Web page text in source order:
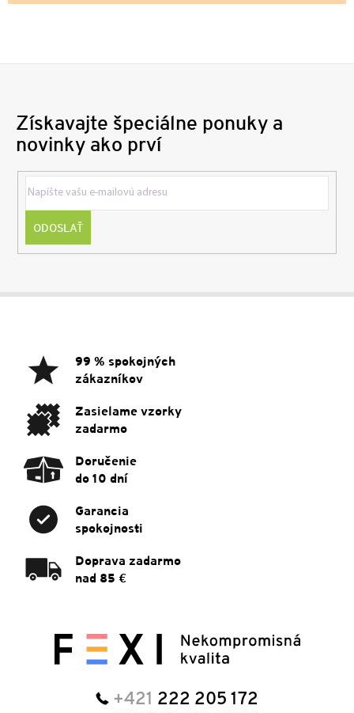
Získavajte špeciálne ponuky a
novinky ako prví
ODOSLAŤ
99 % spokojných
zákazníkov
Zasielame vzorky
zadarmo
Doručenie
do 10 dní
Garancia
spokojnosti
Doprava zadarmo
nad 85 €
+421 222 205 172